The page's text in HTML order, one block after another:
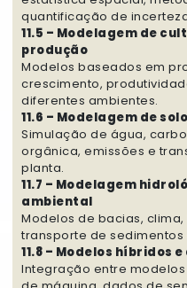
quantificação de
11.5 – Modelagem de
produção
Modelos baseados em
crescimento,
diferentes ambientes.
11.6 – Modelagem de
Simulação de água,
orgânica, emissões e
planta.
11.7 – Modelagem
ambiental
Modelos de bacias,
transporte de
11.8 – Modelos híbridos
Integração entre